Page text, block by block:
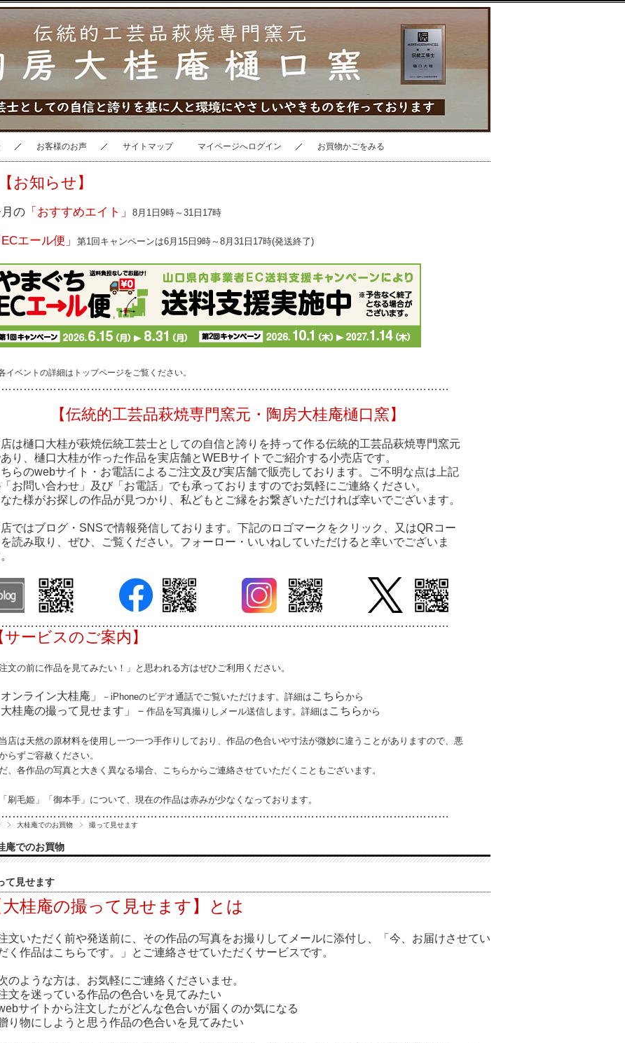
お客様のお声 サイトマップ マイページへログイン お買物かごをみる
【お知らせ】
の 「おすすめエイト」 8月1日9時～31日17時
ECエール便」 第1回キャンペーンは6月15日9時～8月31日17時(発送終了)
イベントの詳細はトップページをご覧ください。
…………… ………
【伝統的工芸品萩焼専門窯元・陶房大桂庵樋口窯】
は樋口大桂が萩焼伝統工芸士としての自信と誇りを持って作る伝統的工芸品萩焼専門窯元
り、樋口大桂が作った作品を実店舗とWEBサイトでご紹介する小売店です。
ちらのwebサイト・お電話によるご注文及び実店舗で販売しております。ご不明な点は上記
お問い合わせ」及び「お電話」でも承っておりますのでお気軽にご連絡ください。
た様がお探しの作品が見つかり、私どもとご縁をお繋ぎいただければ幸いでございます。
ではブログ・SNSで情報発信しております。下記のロゴマークをクリック、又はQRコー
を読み取り、ぜひ、ご覧ください。フォーロー・いいねしていただけると幸いでございま
………
サービスのご案内】
注文の前に作品を見てみたい！」と思われる方はぜひご利用ください。
オンライン大桂庵」 －iPhoneのビデオ通話でご覧いただけます。詳細は こちらから
大桂庵の撮って見せます」－ 作品を写真撮りしメール送信します。詳細は こちらから
店は天然の原材料を使用し一つ一つ手作りしており、作品の色合いや寸法が微妙に違うことがありますので、悪
らずご容赦ください。
、各作品の写真と大きく異なる場合、こちらからご連絡させていただくこともございます。
刷毛姫」「御本手」について、現在の作品は赤みが少なくなっております。
………
大桂庵でのお買物 撮って見せます
庵でのお買物
て見せます
大桂庵の撮って見せます】とは
文いただく前や発送前に、その作品の写真をお撮りしてメールに添付し、「今、お届けさせてい
く作品はこちらです。」とご連絡させていただくサービスです。
のような方は、お気軽にご連絡くださいませ。
文を迷っている作品の色合いを見てみたい
サイトから注文したがどんな色合いが届くのか気になる
り物にしようと思う作品の色合いを見てみたい